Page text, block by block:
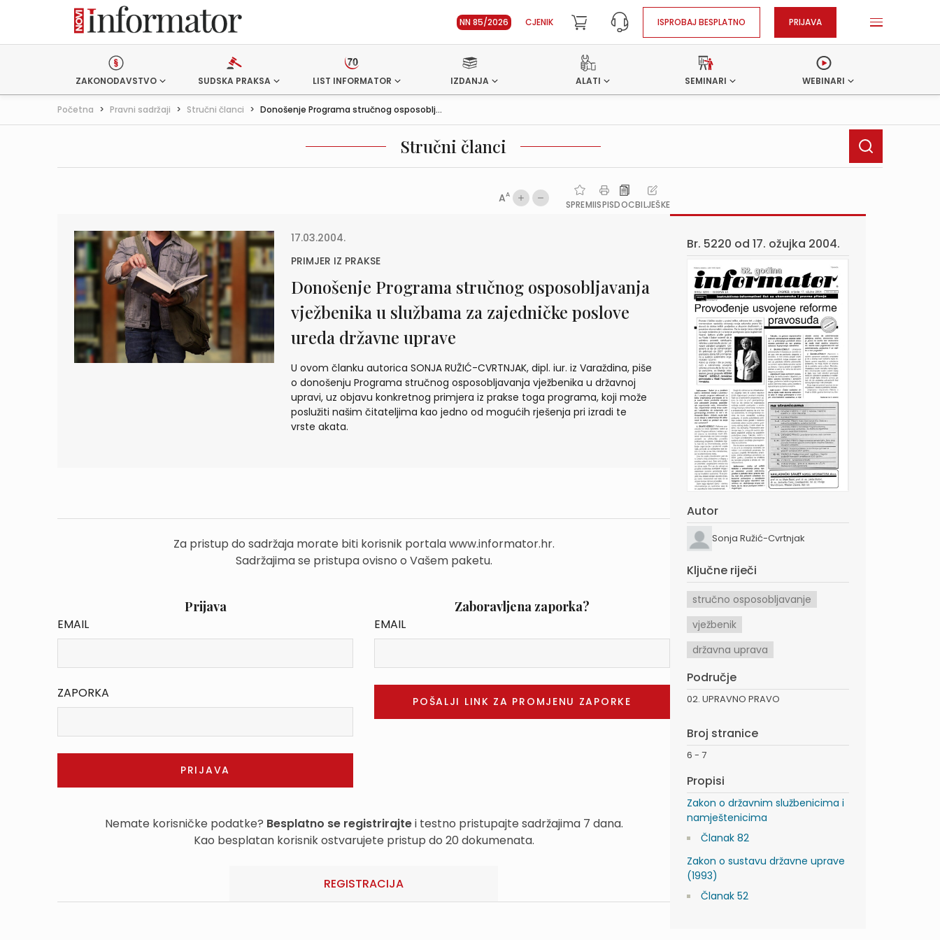
NN 85/2026 CJENIK ISPROBAJ BESPLATNO PRIJAVA
ZAKONODAVSTVO SUDSKA PRAKSA LIST INFORMATOR IZDANJA ALATI SEMINARI WEBINARI
Početna > Pravni sadržaji > Stručni članci > Donošenje Programa stručnog osposoblj...
Stručni članci
AA
SPREMIISPISDOCBILJEŠKE
17.03.2004.
PRIMJER IZ PRAKSE
Donošenje Programa stručnog osposobljavanja
vježbenika u službama za zajedničke poslove
ureda državne uprave
U ovom članku autorica SONJA RUŽIĆ-CVRTNJAK, dipl. iur. iz Varaždina, piše
o donošenju Programa stručnog osposobljavanja vježbenika u državnoj
upravi, uz objavu konkretnog primjera iz prakse toga programa, koji može
poslužiti našim čitateljima kao jedno od mogućih rješenja pri izradi te
vrste akata.
Za pristup do sadržaja morate biti korisnik portala www.informator.hr.
Sadržajima se pristupa ovisno o Vašem paketu.
Prijava
EMAIL
ZAPORKA
Zaboravljena zaporka?
EMAIL
Nemate korisničke podatke? Besplatno se registrirajtei testno pristupajte sadržajima 7 dana.
Kao besplatan korisnik ostvarujete pristup do 20 dokumenata.
REGISTRACIJA
Br. 5220 od 17. ožujka 2004.
Autor
Sonja Ružić-Cvrtnjak
Ključne riječi
stručno osposobljavanje
vježbenik
državna uprava
Područje
02. UPRAVNO PRAVO
Broj stranice
6 - 7
Propisi
Zakon o državnim službenicima i
namještenicima
Članak 82
Zakon o sustavu državne uprave
(1993)
Članak 52